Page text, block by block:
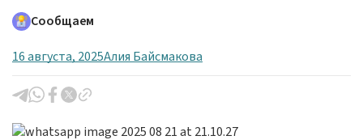
Сообщаем
16 августа, 2025Алия Байсмакова